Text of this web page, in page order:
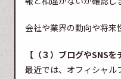
会社や業界の動向や将来
【（３）ブログやSNSを
最近では、オフィシャル